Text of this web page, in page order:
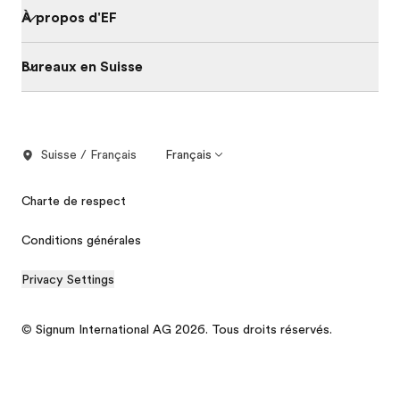
À propos d'EF
Bureaux en Suisse
Suisse / Français Français
Charte de respect
Conditions générales
Privacy Settings
© Signum International AG 2026. Tous droits réservés.